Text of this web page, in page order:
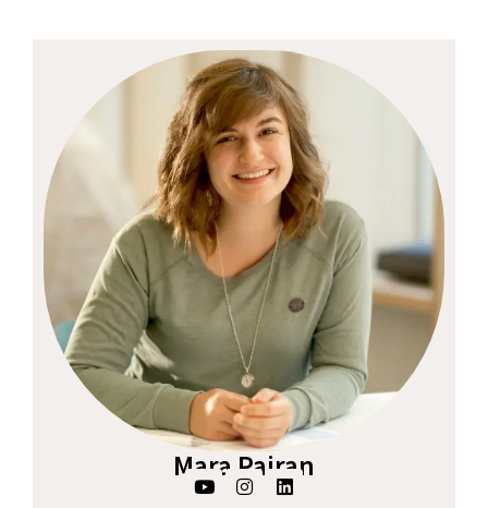
Mara Pairan
Y
o
I
n
L
i